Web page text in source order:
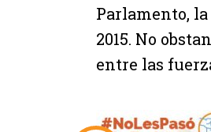
Parlamento,
2015. No
entre las